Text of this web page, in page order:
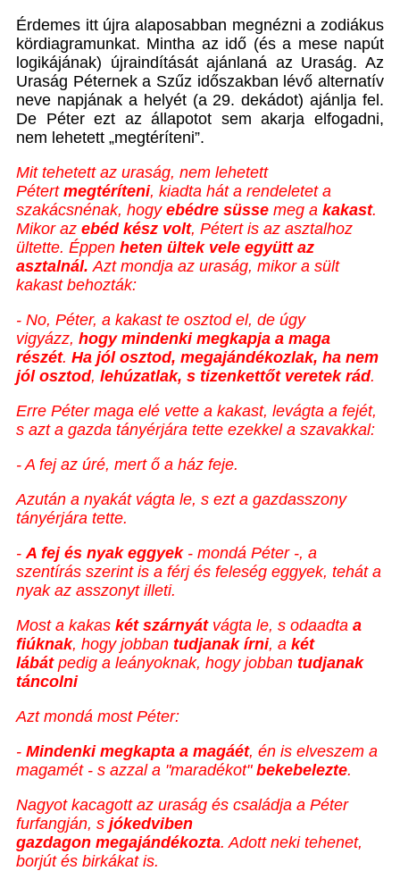
Érdemes itt újra alaposabban megnézni a zodiákus
kördiagramunkat. Mintha az idő (és a mese napút
logikájának) újraindítását ajánlaná az Uraság. Az
Uraság Péternek a Szűz időszakban lévő alternatív
neve napjának a helyét (a 29. dekádot) ajánlja fel.
De Péter ezt az állapotot sem akarja elfogadni,
nem lehetett „megtéríteni”.
Mit tehetett az uraság, nem lehetett
Pétert megtéríteni, kiadta hát a rendeletet a
szakácsnénak, hogy ebédre süsse meg a kakast.
Mikor az ebéd kész volt, Pétert is az asztalhoz
ültette. Éppen heten ültek vele együtt az
asztalnál. Azt mondja az uraság, mikor a sült
kakast behozták:
- No, Péter, a kakast te osztod el, de úgy
vigyázz, hogy mindenki megkapja a maga
részét. Ha jól osztod, megajándékozlak, ha nem
jól osztod, lehúzatlak, s tizenkettőt veretek rád.
Erre Péter maga elé vette a kakast, levágta a fejét,
s azt a gazda tányérjára tette ezekkel a szavakkal:
- A fej az úré, mert ő a ház feje.
Azután a nyakát vágta le, s ezt a gazdasszony
tányérjára tette.
-A fej és nyak eggyek- mondá Péter -, a
szentírás szerint is a férj és feleség eggyek, tehát a
nyak az asszonyt illeti.
Most a kakas két szárnyát vágta le, s odaadta a
fiúknak, hogy jobban tudjanak írni, a két
lábátpedig a leányoknak, hogy jobban tudjanak
táncolni
Azt mondá most Péter:
- Mindenki megkapta a magáét, én is elveszem a
magamét - s azzal a "maradékot" bekebelezte.
Nagyot kacagott az uraság és családja a Péter
furfangján, s jókedviben
gazdagon megajándékozta. Adott neki tehenet,
borjút és birkákat is.